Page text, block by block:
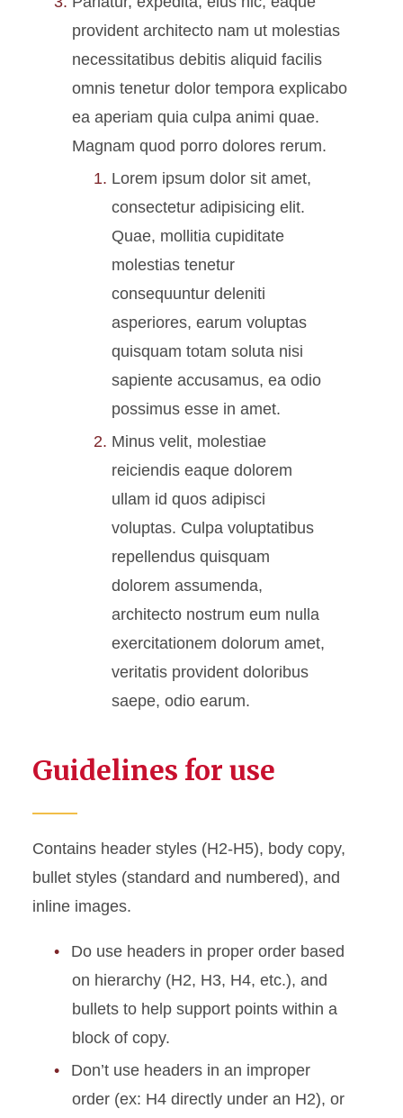
provident architecto nam ut molestias
necessitatibus debitis aliquid facilis
omnis tenetur dolor tempora explicabo
ea aperiam quia culpa animi quae.
Magnam quod porro dolores rerum.
Lorem ipsum dolor sit amet,
consectetur adipisicing elit.
Quae, mollitia cupiditate
molestias tenetur
consequuntur deleniti
asperiores, earum voluptas
quisquam totam soluta nisi
sapiente accusamus, ea odio
possimus esse in amet.
Minus velit, molestiae
reiciendis eaque dolorem
ullam id quos adipisci
voluptas. Culpa voluptatibus
repellendus quisquam
dolorem assumenda,
architecto nostrum eum nulla
exercitationem dolorum amet,
veritatis provident doloribus
saepe, odio earum.
Guidelines for use
Contains header styles (H2-H5), body copy,
bullet styles (standard and numbered), and
inline images.
Do use headers in proper order based
on hierarchy (H2, H3, H4, etc.), and
bullets to help support points within a
block of copy.
Don’t use headers in an improper
order (ex: H4 directly under an H2), or